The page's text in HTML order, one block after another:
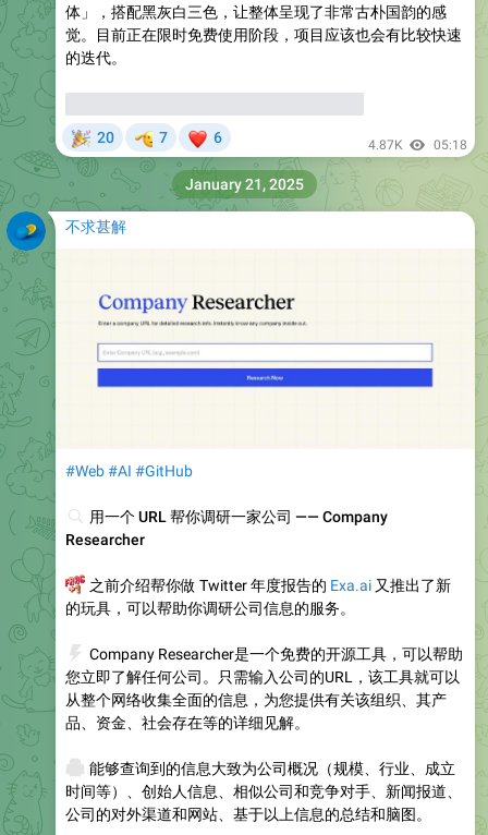
体」，搭配黑灰白三色，让整体呈现了非常古朴国韵的感
觉。目前正在限时免费使用阶段，项目应该也会有比较快速
的迭代。
20 7
❤
6 4.87K 05:18
不求甚解
#Web#AI #GitHub
用一个 URL 帮你调研一家公司 —— Company
Researcher
之前介绍帮你做 Twitter 年度报告的 Exa.ai又推出了新
的玩具，可以帮助你调研公司信息的服务。
Company Researcher是一个免费的开源工具，可以帮助
您立即了解任何公司。只需输入公司的URL，该工具就可以
从整个网络收集全面的信息，为您提供有关该组织、其产
品、资金、社会存在等的详细见解。
能够查询到的信息大致为公司概况（规模、行业、成立
时间等）、创始人信息、相似公司和竞争对手、新闻报道、
公司的对外渠道和网站、基于以上信息的总结和脑图。
January 21, 2025